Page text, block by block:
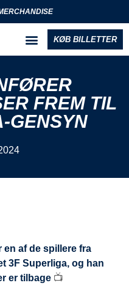
KØB BILLETTER
FREM TIL
GENSYN
af de spillere fra
3F Superliga, og han
er tilbage 📺